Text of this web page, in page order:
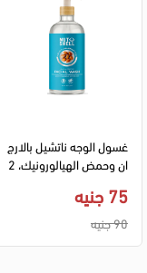
غسول الوجه ناتشيل بالارج
ان وحمض الهيالورونيك، 2
75 جنيه
90 جنيه